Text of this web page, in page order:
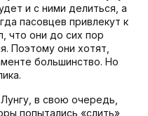
и с ними делиться, а
пасовцев привлекут к
что они до сих пор
Поэтому они хотят,
большинство. Но
в свою очередь,
попытались «слить»